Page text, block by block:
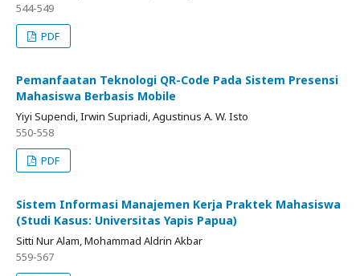
544-549
PDF
Pemanfaatan Teknologi QR-Code Pada Sistem Presensi
Mahasiswa Berbasis Mobile
Yiyi Supendi, Irwin Supriadi, Agustinus A. W. Isto
550-558
PDF
Sistem Informasi Manajemen Kerja Praktek Mahasiswa
(Studi Kasus: Universitas Yapis Papua)
Sitti Nur Alam, Mohammad Aldrin Akbar
559-567